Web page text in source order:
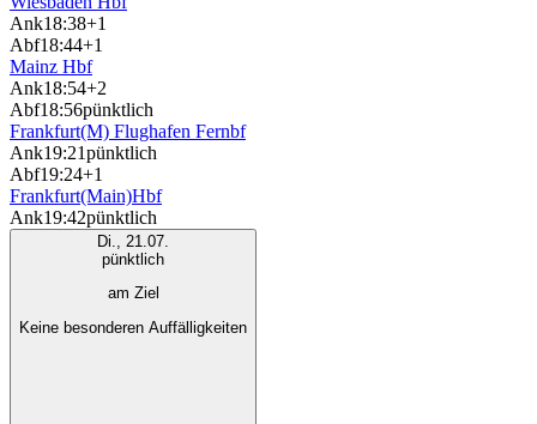
Ank18:38+1
Abf18:44+1
Mainz Hbf
Ank18:54+2
Abf18:56pünktlich
Frankfurt(M) Flughafen Fernbf
Ank19:21pünktlich
Abf19:24+1
Frankfurt(Main)Hbf
Ank19:42pünktlich
Di., 21.07.
pünktlich
am Ziel
Keine besonderen Auffälligkeiten